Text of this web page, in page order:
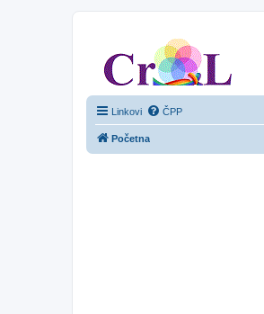
Linkovi ČPP
Početna